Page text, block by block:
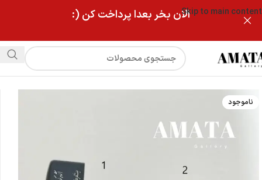
Skip to main contentالان بخر بعدا پرداخت کن (:
فروشگاه فندک زیپو مشکی اگه کمتر سیکار بکشی…
ناموجود